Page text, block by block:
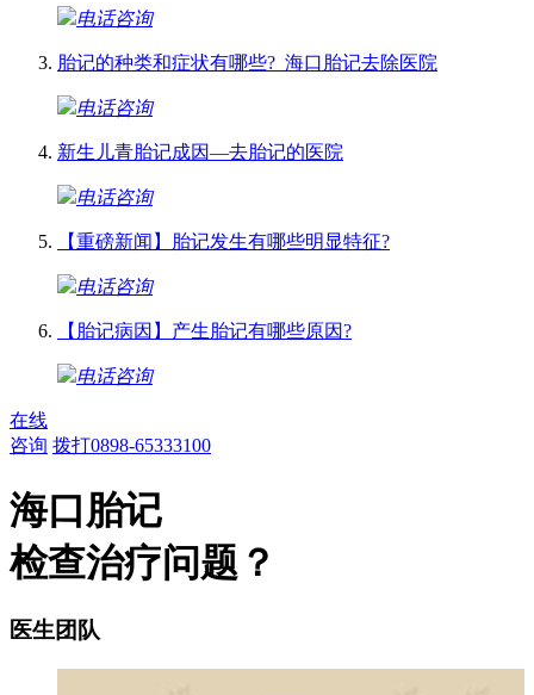
电话咨询
胎记的种类和症状有哪些?_海口胎记去除医院
电话咨询
新生儿青胎记成因—去胎记的医院
电话咨询
【重磅新闻】胎记发生有哪些明显特征?
电话咨询
【胎记病因】产生胎记有哪些原因?
电话咨询
在线
咨询 拨打0898-65333100
海口胎记
检查治疗问题？
医生团队